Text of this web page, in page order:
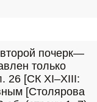
почерк—
только
26 [СК XI–XIII:
[Столярова